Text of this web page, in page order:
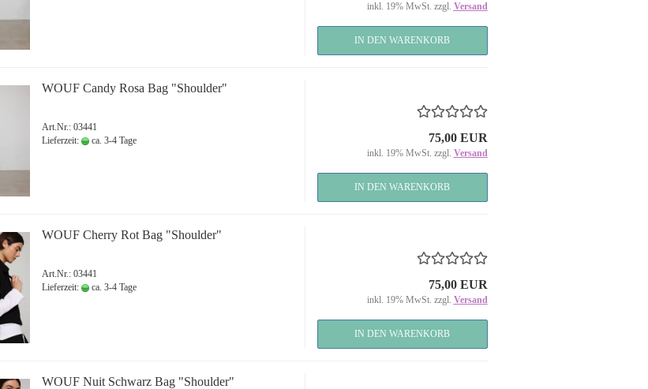
inkl. 19% MwSt. zzgl. Versand
IN DEN WARENKORB
WOUF Candy Rosa Bag "Shoulder"
Art.Nr.: 03441
Lieferzeit:
ca. 3-4 Tage 75,00 EUR
inkl. 19% MwSt. zzgl. Versand
IN DEN WARENKORB
WOUF Cherry Rot Bag "Shoulder"
Art.Nr.: 03441
Lieferzeit:
ca. 3-4 Tage 75,00 EUR
inkl. 19% MwSt. zzgl. Versand
IN DEN WARENKORB
WOUF Nuit Schwarz Bag "Shoulder"